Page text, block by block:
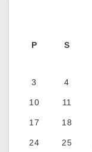
P
S
3 4
10 11
17 18
24 25